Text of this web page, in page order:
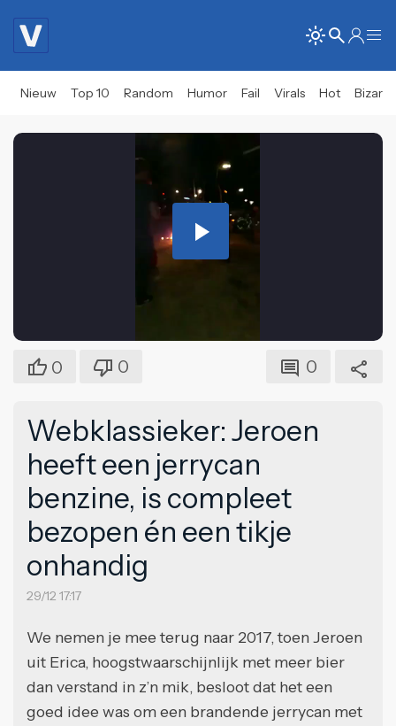
Nieuw Top 10 Random Humor Fail Virals Hot Bizar
Play
0 0 0
Webklassieker: Jeroen
heeft een jerrycan
benzine, is compleet
bezopen én een tikje
onhandig
29/12 17:17
We nemen je mee terug naar 2017, toen Jeroen
uit Erica, hoogstwaarschijnlijk met meer bier
dan verstand in z’n mik, besloot dat het een
goed idee was om een brandende jerrycan met